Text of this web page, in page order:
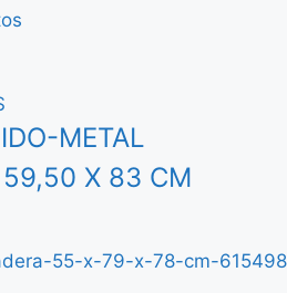
METAL
59,50 X 83 CM